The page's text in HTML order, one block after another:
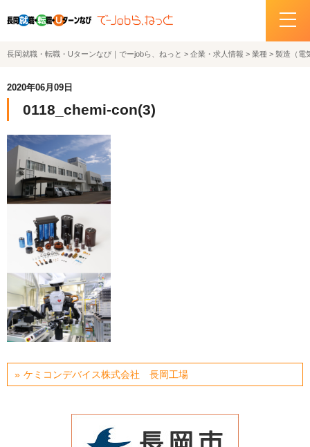
ホーム
企業・求人情報
サポートデスクの紹介
お問い合わせ
関連機関リンク
サイトポリシー
プライバシーポリシー
運営会社について
長岡就職・転職・Uターンなび｜でーjobら、ねっと > 企業・求人情報 > 業種 > 製造（電
2020年06月09日
0118_chemi-con(3)
ケミコンデバイス株式会社 長岡工場